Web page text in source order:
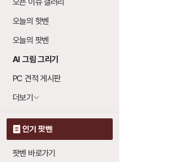
오늘의 핫벤
오늘의 팟벤
AI 그림 그리기
PC 견적 게시판
더보기
인기 팟벤
팟벤 바로가기